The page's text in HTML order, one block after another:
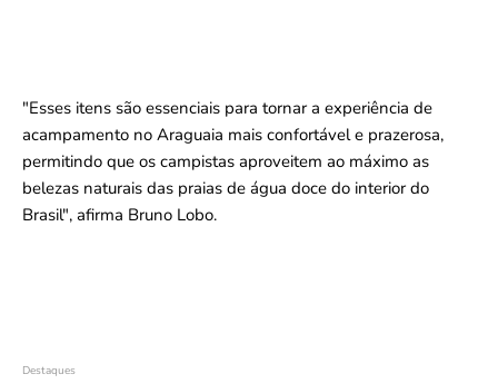
"Esses itens são essenciais para tornar a experiência de
acampamento no Araguaia mais confortável e prazerosa,
permitindo que os campistas aproveitem ao máximo as
belezas naturais das praias de água doce do interior do
Brasil", afirma Bruno Lobo.
Destaques